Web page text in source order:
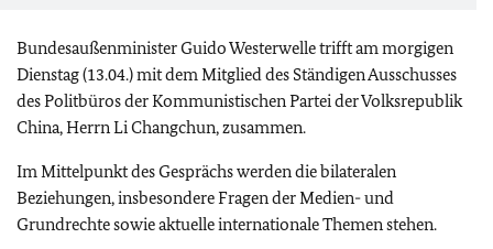
Bundesaußenminister Guido Westerwelle trifft am morgigen
Dienstag (13.04.) mit dem Mitglied des Ständigen Ausschusses
des Politbüros der Kommunistischen Partei der Volksrepublik
China, Herrn Li Changchun, zusammen.
Im Mittelpunkt des Gesprächs werden die bilateralen
Beziehungen, insbesondere Fragen der Medien- und
Grundrechte sowie aktuelle internationale Themen stehen.